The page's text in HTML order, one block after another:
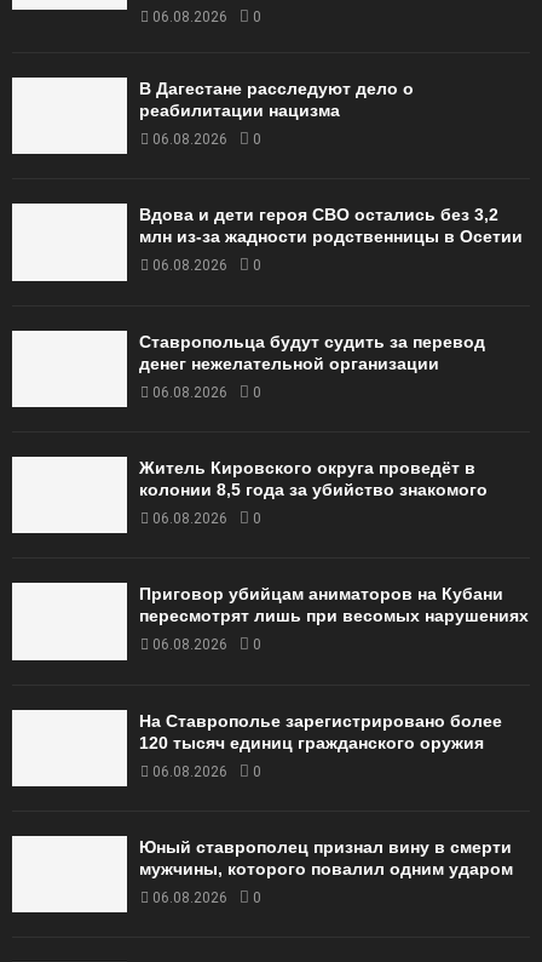
06.08.2026 0
В Дагестане расследуют дело о
реабилитации нацизма
06.08.2026 0
Вдова и дети героя СВО остались без 3,2
млн из-за жадности родственницы в Осетии
06.08.2026 0
Ставропольца будут судить за перевод
денег нежелательной организации
06.08.2026 0
Житель Кировского округа проведёт в
колонии 8,5 года за убийство знакомого
06.08.2026 0
Приговор убийцам аниматоров на Кубани
пересмотрят лишь при весомых нарушениях
06.08.2026 0
На Ставрополье зарегистрировано более
120 тысяч единиц гражданского оружия
06.08.2026 0
Юный ставрополец признал вину в смерти
мужчины, которого повалил одним ударом
06.08.2026 0